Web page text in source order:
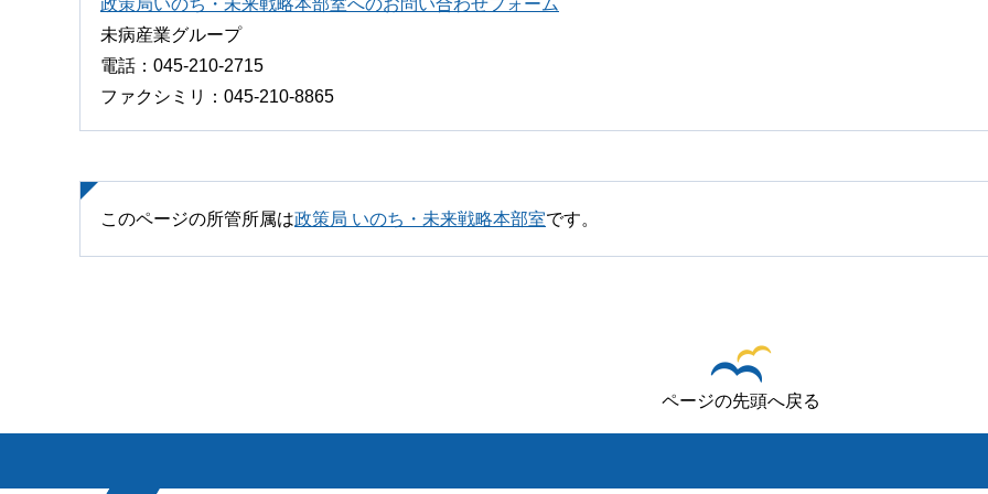
未病産業グループ
電話：045-210-2715
ファクシミリ：045-210-8865
このページの所管所属は政策局 いのち・未来戦略本部室です。
ページの先頭へ戻る